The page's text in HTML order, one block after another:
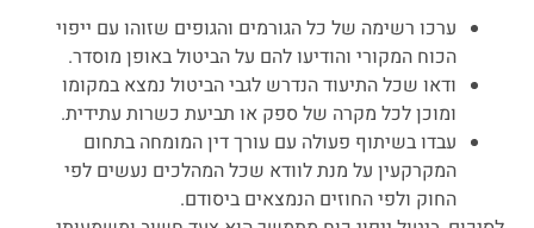
ערכו רשימה של כל הגורמים והגופים שזוהו עם ייפוי
הכוח המקורי והודיעו להם על הביטול באופן מוסדר.
ודאו שכל התיעוד הנדרש לגבי הביטול נמצא במקומו
ומוכן לכל מקרה של ספק או תביעת כשרות עתידית.
עבדו בשיתוף פעולה עם עורך דין המומחה בתחום
המקרקעין על מנת לוודא שכל המהלכים נעשים לפי
החוק ולפי החוזים הנמצאים ביסודם.